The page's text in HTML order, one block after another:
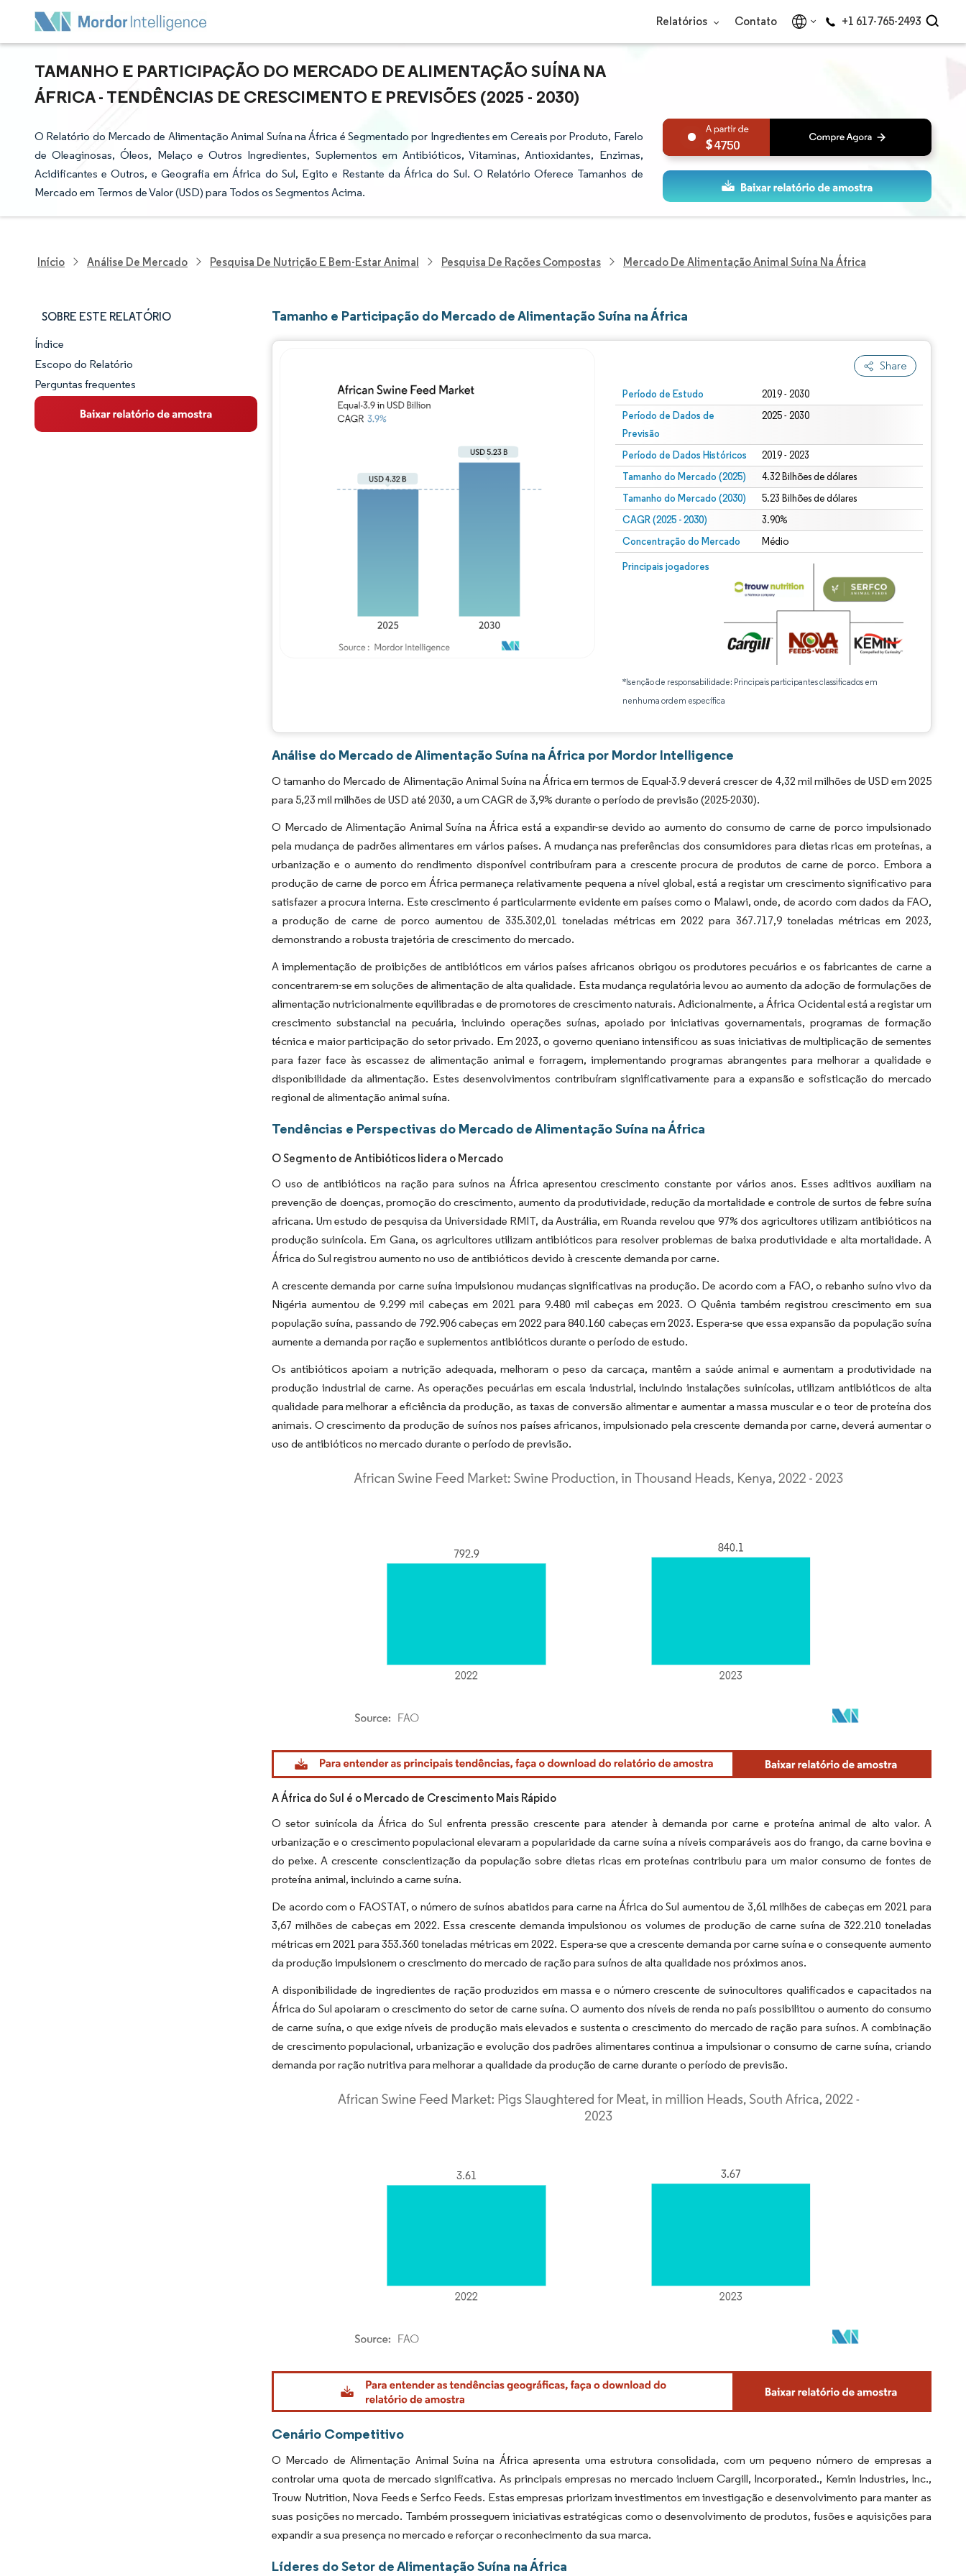
Relatórios Contato +1 617-765-2493
TAMANHO E PARTICIPAÇÃO DO MERCADO DE ALIMENTAÇÃO SUÍNA NA
ÁFRICA - TENDÊNCIAS DE CRESCIMENTO E PREVISÕES (2025 - 2030)
O Relatório do Mercado de Alimentação Animal Suína na África é Segmentado por Ingredientes em Cereais por Produto, Farelo
de Oleaginosas, Óleos, Melaço e Outros Ingredientes, Suplementos em Antibióticos, Vitaminas, Antioxidantes, Enzimas,
Acidificantes e Outros, e Geografia em África do Sul, Egito e Restante da África do Sul. O Relatório Oferece Tamanhos de
Mercado em Termos de Valor (USD) para Todos os Segmentos Acima.
4750
Início Análise De Mercado Pesquisa De Nutrição E Bem-Estar Animal Pesquisa De Rações Compostas Mercado De Alimentação Animal Suína Na África
SOBRE ESTE RELATÓRIO
Panorama do Mercado
Visão Geral do Mercado
Principais Tendências de Mercado
Índice
Escopo do Relatório
Perguntas frequentes
Tamanho e Participação do Mercado de Alimentação Suína na África
Share
Período de Estudo 2019 - 2030
Período de Dados de
Previsão
2025 - 2030
Período de Dados Históricos 2019 - 2023
Tamanho do Mercado (2025) 4.32 Bilhões de dólares
Tamanho do Mercado (2030) 5.23 Bilhões de dólares
CAGR (2025 - 2030) 3.90%
Concentração do Mercado Médio
Principais jogadores
*Isenção de responsabilidade: Principais participantes classificados em
nenhuma ordem específica
Análise do Mercado de Alimentação Suína na África por Mordor Intelligence
O tamanho do Mercado de Alimentação Animal Suína na África em termos de Equal-3.9 deverá crescer de 4,32 mil milhões de USD em 2025
para 5,23 mil milhões de USD até 2030, a um CAGR de 3,9% durante o período de previsão (2025-2030).
O Mercado de Alimentação Animal Suína na África está a expandir-se devido ao aumento do consumo de carne de porco impulsionado
pela mudança de padrões alimentares em vários países. A mudança nas preferências dos consumidores para dietas ricas em proteínas, a
urbanização e o aumento do rendimento disponível contribuíram para a crescente procura de produtos de carne de porco. Embora a
produção de carne de porco em África permaneça relativamente pequena a nível global, está a registar um crescimento significativo para
satisfazer a procura interna. Este crescimento é particularmente evidente em países como o Malawi, onde, de acordo com dados da FAO,
a produção de carne de porco aumentou de 335.302,01 toneladas métricas em 2022 para 367.717,9 toneladas métricas em 2023,
demonstrando a robusta trajetória de crescimento do mercado.
A implementação de proibições de antibióticos em vários países africanos obrigou os produtores pecuários e os fabricantes de carne a
concentrarem-se em soluções de alimentação de alta qualidade. Esta mudança regulatória levou ao aumento da adoção de formulações de
alimentação nutricionalmente equilibradas e de promotores de crescimento naturais. Adicionalmente, a África Ocidental está a registar um
crescimento substancial na pecuária, incluindo operações suínas, apoiado por iniciativas governamentais, programas de formação
técnica e maior participação do setor privado. Em 2023, o governo queniano intensificou as suas iniciativas de multiplicação de sementes
para fazer face às escassez de alimentação animal e forragem, implementando programas abrangentes para melhorar a qualidade e
disponibilidade da alimentação. Estes desenvolvimentos contribuíram significativamente para a expansão e sofisticação do mercado
regional de alimentação animal suína.
Tendências e Perspectivas do Mercado de Alimentação Suína na África
O Segmento de Antibióticos lidera o Mercado
O uso de antibióticos na ração para suínos na África apresentou crescimento constante por vários anos. Esses aditivos auxiliam na
prevenção de doenças, promoção do crescimento, aumento da produtividade, redução da mortalidade e controle de surtos de febre suína
africana. Um estudo de pesquisa da Universidade RMIT, da Austrália, em Ruanda revelou que 97% dos agricultores utilizam antibióticos na
produção suinícola. Em Gana, os agricultores utilizam antibióticos para resolver problemas de baixa produtividade e alta mortalidade. A
África do Sul registrou aumento no uso de antibióticos devido à crescente demanda por carne.
A crescente demanda por carne suína impulsionou mudanças significativas na produção. De acordo com a FAO, o rebanho suíno vivo da
Nigéria aumentou de 9.299 mil cabeças em 2021 para 9.480 mil cabeças em 2023. O Quênia também registrou crescimento em sua
população suína, passando de 792.906 cabeças em 2022 para 840.160 cabeças em 2023. Espera-se que essa expansão da população suína
aumente a demanda por ração e suplementos antibióticos durante o período de estudo.
Os antibióticos apoiam a nutrição adequada, melhoram o peso da carcaça, mantêm a saúde animal e aumentam a produtividade na
produção industrial de carne. As operações pecuárias em escala industrial, incluindo instalações suinícolas, utilizam antibióticos de alta
qualidade para melhorar a eficiência da produção, as taxas de conversão alimentar e aumentar a massa muscular e o teor de proteína dos
animais. O crescimento da produção de suínos nos países africanos, impulsionado pela crescente demanda por carne, deverá aumentar o
uso de antibióticos no mercado durante o período de previsão.
Imagem © Mordor Intelligence. O reuso requer atribuição conforme CC BY 4.0.
A África do Sul é o Mercado de Crescimento Mais Rápido
O setor suinícola da África do Sul enfrenta pressão crescente para atender à demanda por carne e proteína animal de alto valor. A
urbanização e o crescimento populacional elevaram a popularidade da carne suína a níveis comparáveis aos do frango, da carne bovina e
do peixe. A crescente conscientização da população sobre dietas ricas em proteínas contribuiu para um maior consumo de fontes de
proteína animal, incluindo a carne suína.
De acordo com o FAOSTAT, o número de suínos abatidos para carne na África do Sul aumentou de 3,61 milhões de cabeças em 2021 para
3,67 milhões de cabeças em 2022. Essa crescente demanda impulsionou os volumes de produção de carne suína de 322.210 toneladas
métricas em 2021 para 353.360 toneladas métricas em 2022. Espera-se que a crescente demanda por carne suína e o consequente aumento
da produção impulsionem o crescimento do mercado de ração para suínos de alta qualidade nos próximos anos.
A disponibilidade de ingredientes de ração produzidos em massa e o número crescente de suinocultores qualificados e capacitados na
África do Sul apoiaram o crescimento do setor de carne suína. O aumento dos níveis de renda no país possibilitou o aumento do consumo
de carne suína, o que exige níveis de produção mais elevados e sustenta o crescimento do mercado de ração para suínos. A combinação
de crescimento populacional, urbanização e evolução dos padrões alimentares continua a impulsionar o consumo de carne suína, criando
demanda por ração nutritiva para melhorar a qualidade da produção de carne durante o período de previsão.
Imagem © Mordor Intelligence. O reuso requer atribuição conforme CC BY 4.0.
Cenário Competitivo
O Mercado de Alimentação Animal Suína na África apresenta uma estrutura consolidada, com um pequeno número de empresas a
controlar uma quota de mercado significativa. As principais empresas no mercado incluem Cargill, Incorporated., Kemin Industries, Inc.,
Trouw Nutrition, Nova Feeds e Serfco Feeds. Estas empresas priorizam investimentos em investigação e desenvolvimento para manter as
suas posições no mercado. Também prosseguem iniciativas estratégicas como o desenvolvimento de produtos, fusões e aquisições para
expandir a sua presença no mercado e reforçar o reconhecimento da sua marca.
Líderes do Setor de Alimentação Suína na África